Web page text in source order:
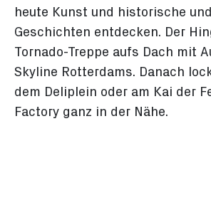
heute Kunst und historische
Geschichten entdecken. Der
Tornado-Treppe aufs Dach mit
Skyline Rotterdams. Danach
dem Deliplein oder am Kai der
Factory ganz in der Nähe.